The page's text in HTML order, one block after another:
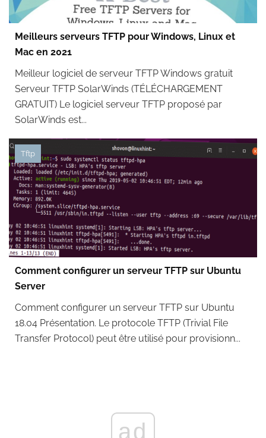
Meilleurs serveurs TFTP pour Windows, Linux et
Mac en 2021
Meilleur logiciel de serveur TFTP Windows gratuit
Serveur TFTP SolarWinds (TÉLÉCHARGEMENT
GRATUIT) Le logiciel serveur TFTP proposé par
SolarWinds est...
Tftp
Comment configurer un serveur TFTP sur Ubuntu
Server
Comment configurer un serveur TFTP sur Ubuntu
18.04 Présentation. Le protocole TFTP (Trivial File
Transfer Protocol) peut être utilisé pour provisionn...
ad